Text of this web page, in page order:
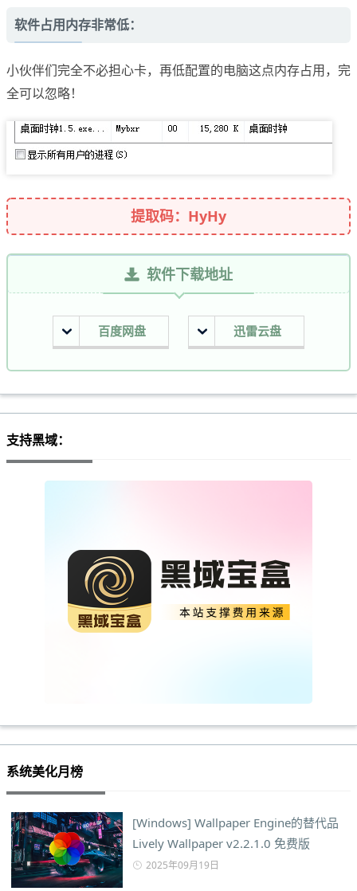
软件占用内存非常低：
小伙伴们完全不必担心卡，再低配置的电脑这点内存占用，完
全可以忽略！
提取码：HyHy
软件下载地址
百度网盘 迅雷云盘
支持黑域：
系统美化月榜
[Windows] Wallpaper Engine的替代品
Lively Wallpaper v2.2.1.0 免费版
2025年09月19日